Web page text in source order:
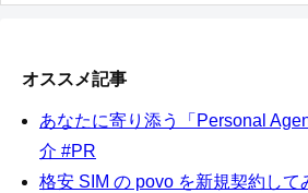
オススメ記事
あなたに寄り添う「Personal
介 #PR
格安 SIM の povo を新規契約して